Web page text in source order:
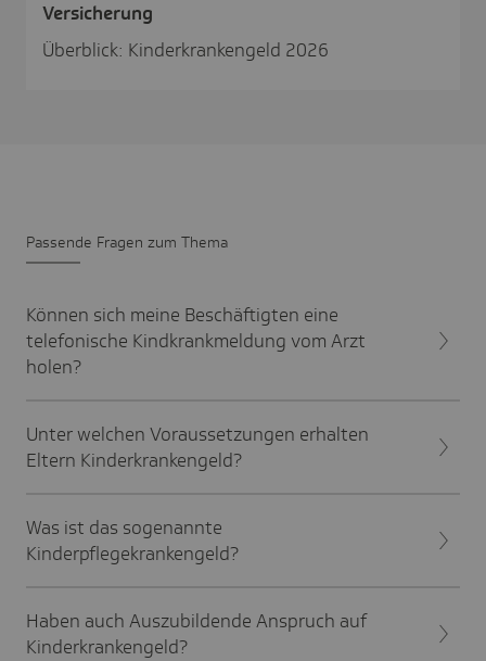
Versi­che­rung
Überblick: Kinderkrankengeld 2026
Passende Fragen zum Thema
Können sich meine Beschäftigten eine
telefonische Kindkrankmeldung vom Arzt
holen?
Unter welchen Voraussetzungen erhalten
Eltern Kinderkrankengeld?
Was ist das sogenannte
Kinderpflegekrankengeld?
Haben auch Auszubildende Anspruch auf
Kinderkrankengeld?